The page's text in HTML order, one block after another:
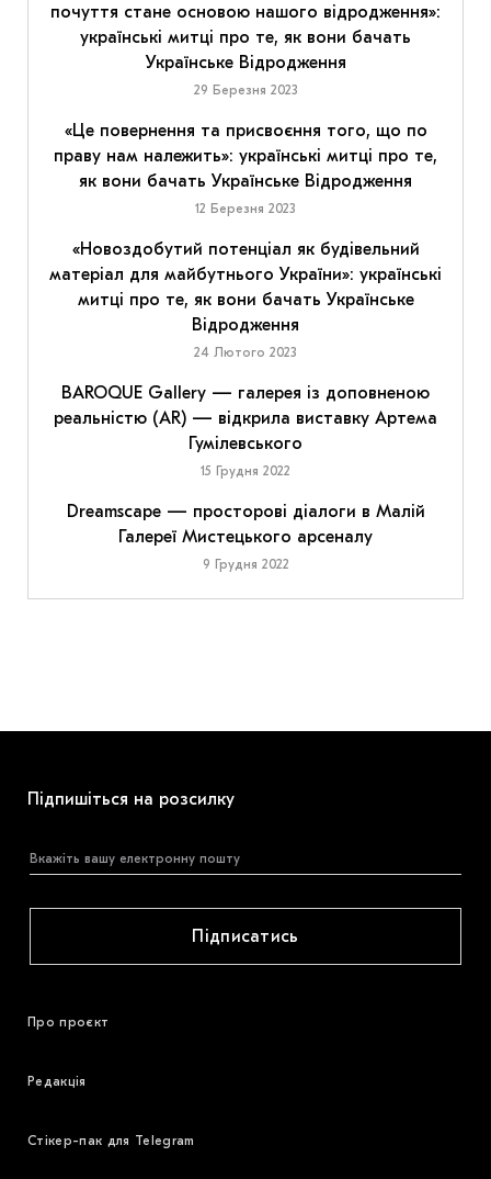
почуття стане основою нашого відродження»:
українські митці про те, як вони бачать
Українське Відродження
29 Березня 2023
«Це повернення та присвоєння того, що по
праву нам належить»: українські митці про те,
як вони бачать Українське Відродження
12 Березня 2023
«Новоздобутий потенціал як будівельний
матеріал для майбутнього України»: українські
митці про те, як вони бачать Українське
Відродження
24 Лютого 2023
BAROQUE Gallery — галерея із доповненою
реальністю (AR) — відкрила виставку Артема
Гумілевського
15 Грудня 2022
Dreamscape — просторові діалоги в Малій
Галереї Мистецького арсеналу
9 Грудня 2022
Підпишіться на розсилку
Підписатись
Про проєкт
Редакція
Стікер-пак для Telegram